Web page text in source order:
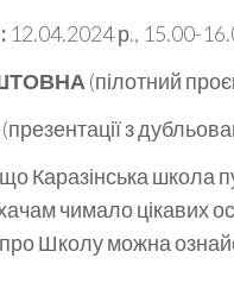
12.04.2024 р., 15.00-
(пілотний
(презентації з
Каразінська школа
чимало цікавих
Школу можна